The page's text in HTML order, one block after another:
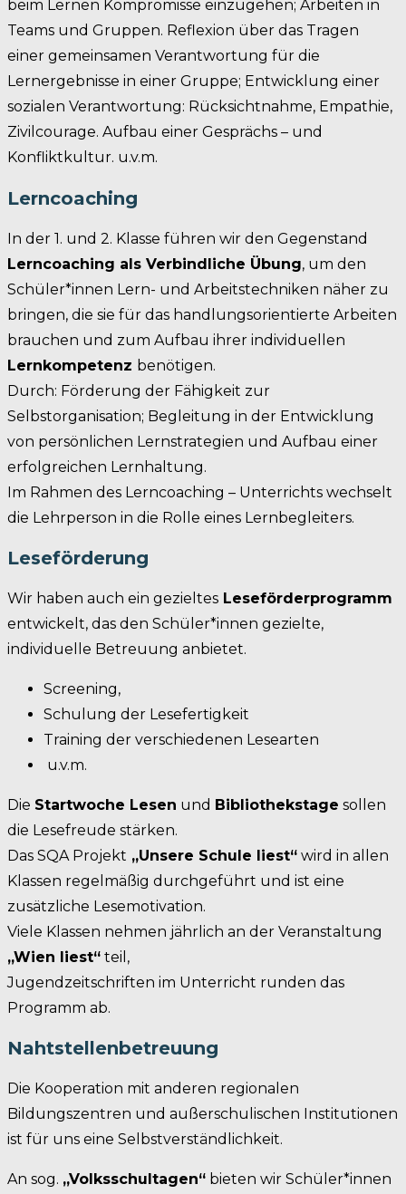
beim Lernen Kompromisse einzugehen; Arbeiten in
Teams und Gruppen. Reflexion über das Tragen
einer gemeinsamen Verantwortung für die
Lernergebnisse in einer Gruppe; Entwicklung einer
sozialen Verantwortung: Rücksichtnahme, Empathie,
Zivilcourage. Aufbau einer Gesprächs – und
Konfliktkultur. u.v.m.
Lerncoaching
In der 1. und 2. Klasse führen wir den Gegenstand
Lerncoaching als Verbindliche Übung, um den
Schüler*innen Lern- und Arbeitstechniken näher zu
bringen, die sie für das handlungsorientierte Arbeiten
brauchen und zum Aufbau ihrer individuellen
Lernkompetenz benötigen.
Durch: Förderung der Fähigkeit zur
Selbstorganisation; Begleitung in der Entwicklung
von persönlichen Lernstrategien und Aufbau einer
erfolgreichen Lernhaltung.
Im Rahmen des Lerncoaching – Unterrichts wechselt
die Lehrperson in die Rolle eines Lernbegleiters.
Leseförderung
Wir haben auch ein gezieltes Leseförderprogramm
entwickelt, das den Schüler*innen gezielte,
individuelle Betreuung anbietet.
Screening,
Schulung der Lesefertigkeit
Training der verschiedenen Lesearten
u.v.m.
Die Startwoche Lesen und Bibliothekstage sollen
die Lesefreude stärken.
Das SQA Projekt „Unsere Schule liest“ wird in allen
Klassen regelmäßig durchgeführt und ist eine
zusätzliche Lesemotivation.
Viele Klassen nehmen jährlich an der Veranstaltung
„Wien liest“ teil,
Jugendzeitschriften im Unterricht runden das
Programm ab.
Nahtstellenbetreuung
Die Kooperation mit anderen regionalen
Bildungszentren und außerschulischen Institutionen
ist für uns eine Selbstverständlichkeit.
An sog. „Volksschultagen“ bieten wir Schüler*innen